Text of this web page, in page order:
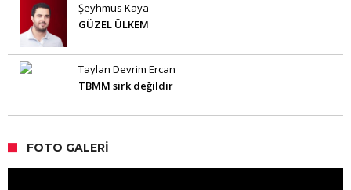
Şeyhmus Kaya
GÜZEL ÜLKEM
Taylan Devrim Ercan
TBMM sirk değildir
FOTO GALERI